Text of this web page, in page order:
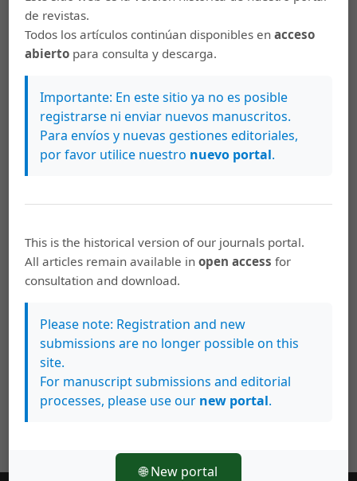
aeróbicos, contra resistencia o combinados
sobre la presión arterial de mujeres con
Pensar en Movimiento: Revista
de Ciencias del Ejercicio y la Salud: Vol. 10 Núm.
Ciencias del Ejercicio y la Salud (Julio-
Diciembre)
Elizabeth Carpio Rivera, Robelius De Bortoli,
Pensar en Movimiento: Revista
de Ciencias del Ejercicio y la Salud: Vol. 18 Núm.
cierra 31 de diciembre)
de revistas.
Todos los artículos continúan disponibles enacceso
abierto para consulta y descarga.
Importante: En este sitio ya no es posible
registrarse ni enviar nuevos manuscritos.
Para envíos y nuevas gestiones editoriales,
por favor utilice nuestro nuevo portal.
This is the historical version of our journals portal.
All articles remain available inopen access for
consultation and download.
Please note: Registration and new
submissions are no longer possible on this
site.
For manuscript submissions and editorial
processes, please use our new portal.
🌐 New portal